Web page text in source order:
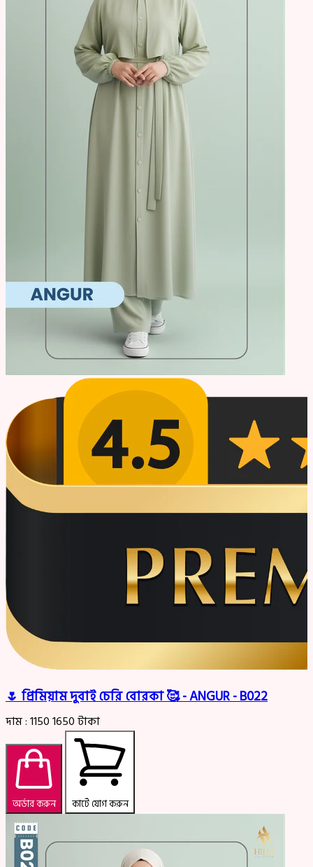
🌷 প্রিমিয়াম দুবাই চেরি বোরকা 🥰 - ANGUR - B022
দাম :11501650টাকা
অর্ডার করুন কার্টে যোগ করুন